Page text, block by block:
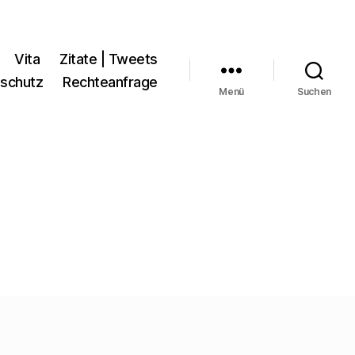
Vita
Zitate | Tweets
Rechteanfrage
Menü Suchen